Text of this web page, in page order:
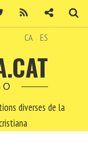
CA ES
diverses de la
Twitter Contacte